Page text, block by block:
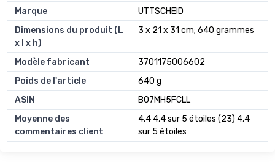
Marque
‎UTTSCHEID
Dimensions du produit (L
x l x h)
‎3 x 21 x 31 cm; 640 grammes
Modèle fabricant
‎3701175006602
Poids de l'article
‎640 g
ASIN
B07MH5FCLL
Moyenne des
commentaires client
4,4 4,4 sur 5 étoiles (23) 4,4
sur 5 étoiles